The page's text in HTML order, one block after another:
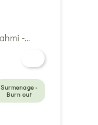
Surmenage -
Burn out